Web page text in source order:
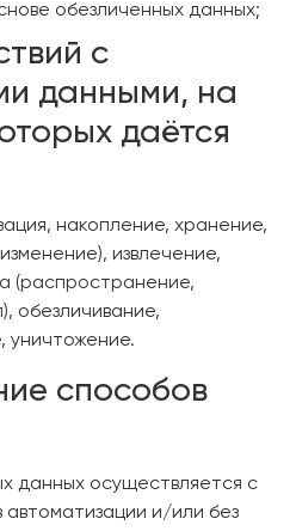
обезличенных данных;
с
данными, на
даётся
накопление, хранение,
извлечение,
(распространение,
обезличивание,
уничтожение.
способов
данных осуществляется с
автоматизации и/или без